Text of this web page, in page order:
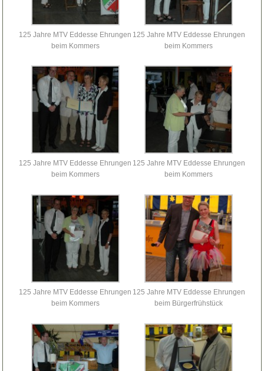
125 Jahre MTV Eddesse Ehrungen
beim Kommers
125 Jahre MTV Eddesse Ehrungen
beim Kommers
125 Jahre MTV Eddesse Ehrungen
beim Kommers
125 Jahre MTV Eddesse Ehrungen
beim Kommers
125 Jahre MTV Eddesse Ehrungen
beim Kommers
125 Jahre MTV Eddesse Ehrungen
beim Bürgerfrühstück